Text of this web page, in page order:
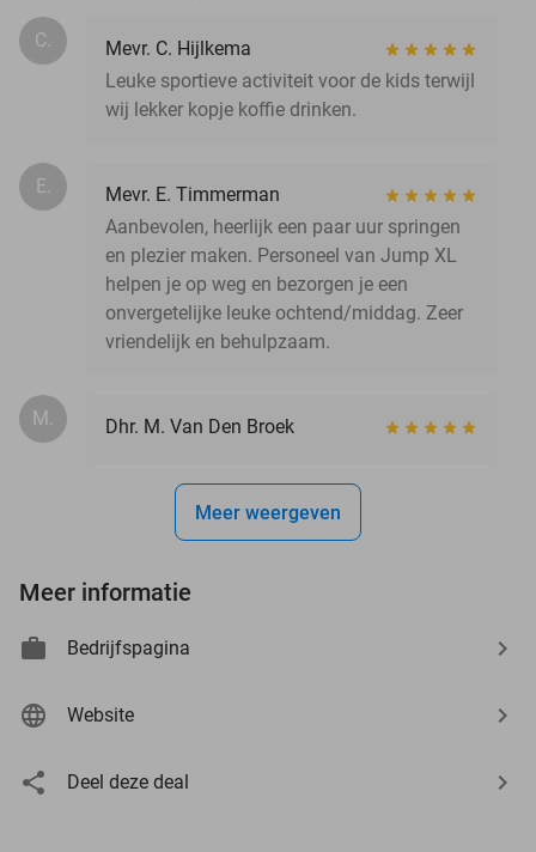
C.
Mevr. C. Hijlkema
Leuke sportieve activiteit voor de kids terwijl
wij lekker kopje koffie drinken.
E.
Mevr. E. Timmerman
Aanbevolen, heerlijk een paar uur springen
en plezier maken. Personeel van Jump XL
helpen je op weg en bezorgen je een
onvergetelijke leuke ochtend/middag. Zeer
vriendelijk en behulpzaam.
M. Dhr. M. Van Den Broek
Meer weergeven
Meer informatie
Bedrijfspagina
Website
Deel deze deal